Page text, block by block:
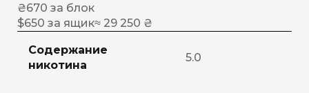
₴670 за блок
$650 за ящик≈ 29 250 ₴
Содержание
никотина
5.0